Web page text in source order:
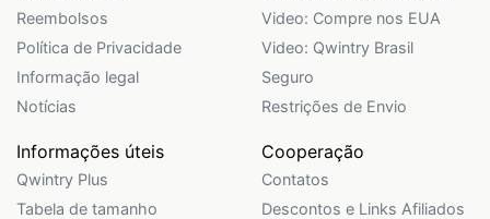
Reembolsos
Política de Privacidade
Informação legal
Notícias
Video: Compre nos EUA
Video: Qwintry Brasil
Seguro
Restrições de Envio
Informações úteis
Qwintry Plus
Tabela de tamanho
Cooperação
Contatos
Descontos e Links Afiliados